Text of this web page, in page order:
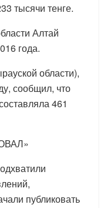
тысячи тенге.
Алтай
года.
области),
сообщил, что
461
публиковать